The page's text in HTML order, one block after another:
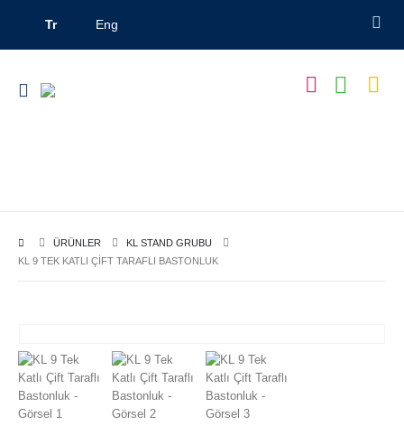
Tr Eng
ÜRÜNLER
KL STAND GRUBU
KL 9 TEK KATLI ÇIFT TARAFLI BASTONLUK